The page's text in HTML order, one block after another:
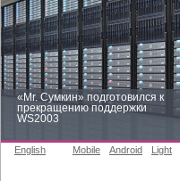
«Mr. Сумкин» подготовился к
прекращению поддержки
WS2003
English Mobile Android Light